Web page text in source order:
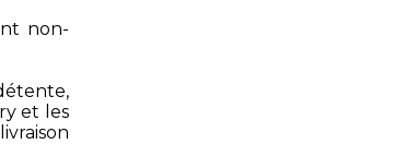
non-
et les